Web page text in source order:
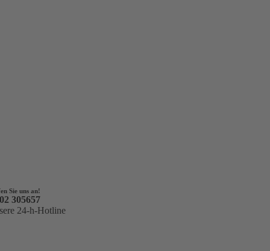
Sie uns an!
305657
24-h-Hotline